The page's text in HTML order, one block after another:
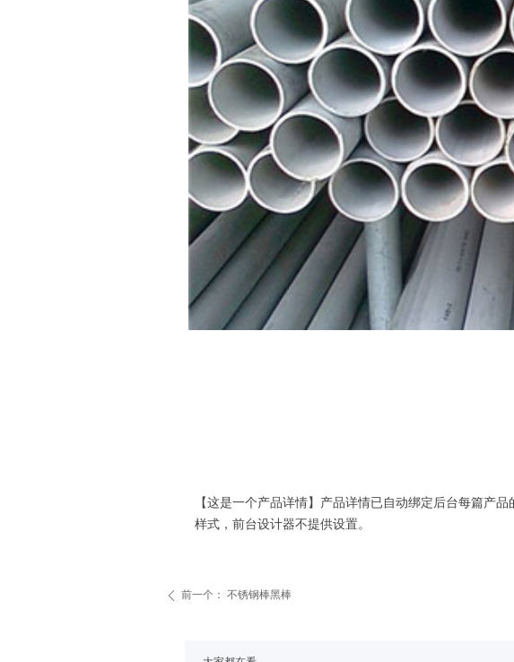
ꄴ 前一个： 不锈钢棒黑棒
【这是一个产品详情】产品详情已自动绑定后台每篇产
样式，前台设计器不提供设置。